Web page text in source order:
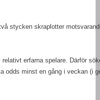
stycken skraplotter
erfarna spelare. Därför
odds minst en gång i veckan (i